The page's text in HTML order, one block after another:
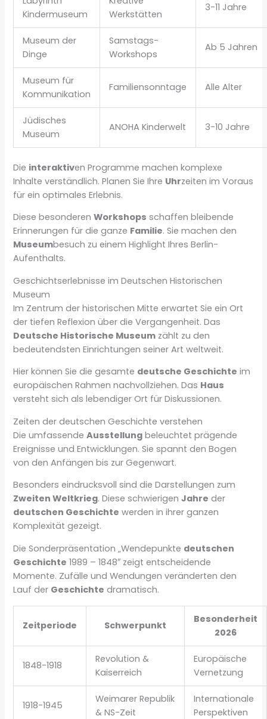
Kindermuseum
Werkstätten
3-11 Jahre
Museum der
Dinge
Samstags-
Workshops
Ab 5 Jahren
Museum für
Kommunikation
Familiensonntage Alle Alter
Jüdisches
Museum
ANOHA Kinderwelt 3-10 Jahre
Die interaktiven Programme machen komplexe
Inhalte verständlich. Planen Sie Ihre Uhrzeiten im Voraus
für ein optimales Erlebnis.
Diese besonderenWorkshops schaffen bleibende
Erinnerungen für die ganze Familie. Sie machen den
Museumbesuch zu einem Highlight Ihres Berlin-
Aufenthalts.
Geschichtserlebnisse im Deutschen Historischen
Museum
Im Zentrum der historischen Mitte erwartet Sie ein Ort
der tiefen Reflexion über die Vergangenheit. Das
Deutsche Historische Museum zählt zu den
bedeutendsten Einrichtungen seiner Art weltweit.
Hier können Sie die gesamte deutsche Geschichte im
europäischen Rahmen nachvollziehen. Das Haus
versteht sich als lebendiger Ort für Diskussionen.
Zeiten der deutschen Geschichte verstehen
Die umfassendeAusstellung beleuchtet prägende
Ereignisse und Entwicklungen. Sie spannt den Bogen
von den Anfängen bis zur Gegenwart.
Besonders eindrucksvoll sind die Darstellungen zum
Zweiten Weltkrieg. Diese schwierigenJahre der
deutschen Geschichte werden in ihrer ganzen
Komplexität gezeigt.
Die Sonderpräsentation „Wendepunkte deutschen
Geschichte 1989 – 1848″ zeigt entscheidende
Momente. Zufälle und Wendungen veränderten den
Lauf der Geschichte dramatisch.
Zeitperiode Schwerpunkt
Besonderheit
2026
1848-1918
Revolution &
Kaiserreich
Europäische
Vernetzung
1918-1945
Weimarer Republik
& NS-Zeit
Internationale
Perspektiven